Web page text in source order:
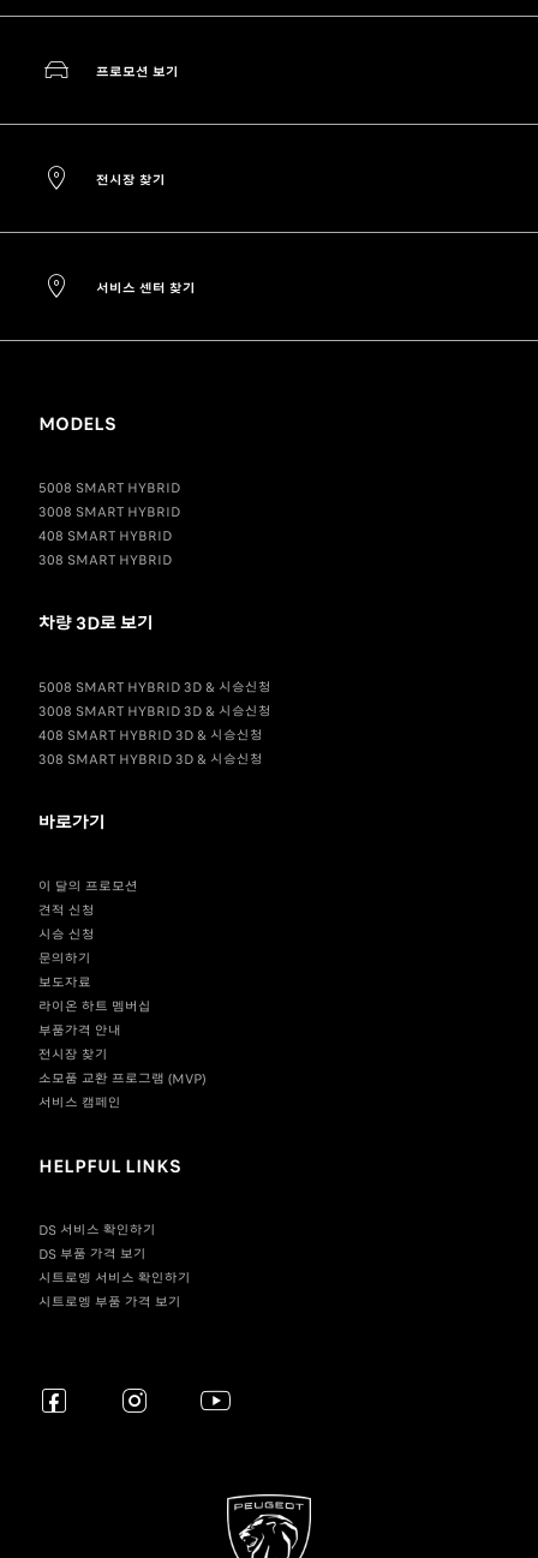
프로모션 보기
전시장 찾기
서비스 센터 찾기
MODELS
5008 SMART HYBRID
3008 SMART HYBRID
408 SMART HYBRID
308 SMART HYBRID
차량 3D로 보기
5008 SMART HYBRID 3D & 시승신청
3008 SMART HYBRID 3D & 시승신청
408 SMART HYBRID 3D & 시승신청
308 SMART HYBRID 3D & 시승신청
바로가기
이 달의 프로모션
견적 신청
시승 신청
문의하기
보도자료
라이온 하트 멤버십
부품가격 안내
전시장 찾기
소모품 교환 프로그램 (MVP)
서비스 캠페인
HELPFUL LINKS
DS 서비스 확인하기
DS 부품 가격 보기
시트로엥 서비스 확인하기
시트로엥 부품 가격 보기